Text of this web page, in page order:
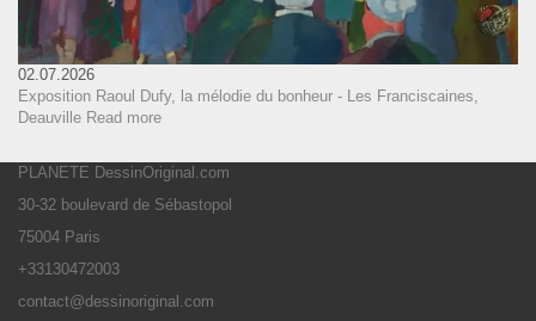
02.07.2026
Exposition Raoul Dufy, la mélodie du bonheur - Les Franciscaines,
Deauville Read more
PLANETE DessinOriginal.com
30-32 boulevard de Sébastopol
75004 Paris
+33130472003
contact@dessinoriginal.com